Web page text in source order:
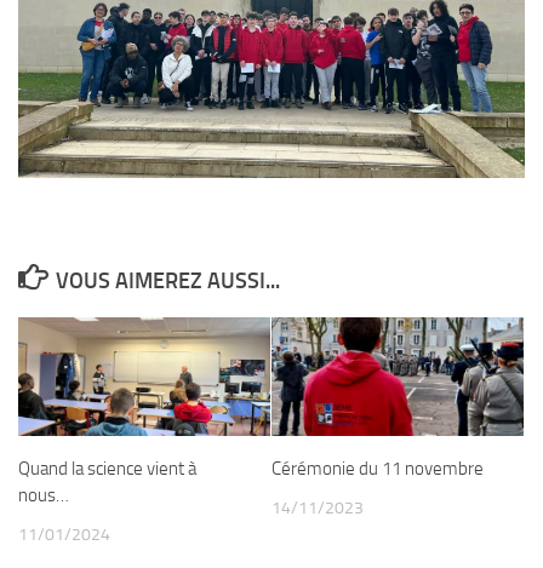
VOUS AIMEREZ AUSSI...
Quand la science vient à
nous…
11/01/2024
Cérémonie du 11 novembre
14/11/2023